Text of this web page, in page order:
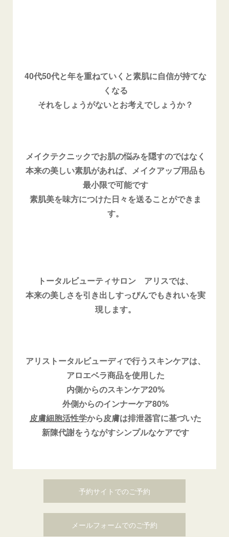
40代50代と年を重ねていくと素肌に自信が持てな
くなる
それをしょうがないとお考えでしょうか？
メイクテクニックでお肌の悩みを隠すのではなく
本来の美しい素肌があれば、メイクアップ用品も
最小限で可能です
素肌美を味方につけた日々を送ることができま
す。
トータルビューティサロン アリスでは、
本来の美しさを引き出しすっぴんでもきれいを実
現します。
アリストータルビューディで行うスキンケアは、
アロエベラ商品を使用した
内側からのスキンケア20%
外側からのインナーケア80%
皮膚細胞活性学から皮膚は排泄器官に基づいた
新陳代謝をうながすシンプルなケアです
予約サイトでのご予約
メールフォームでのご予約